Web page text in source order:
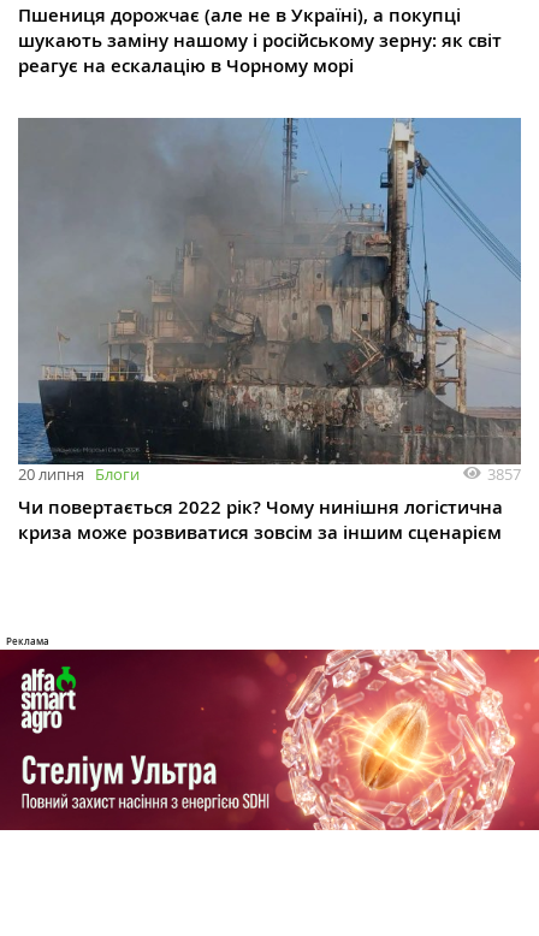
Пшениця дорожчає (але не в Україні), а покупці
шукають заміну нашому і російському зерну: як світ
реагує на ескалацію в Чорному морі
20 липня Блоги 3857
Чи повертається 2022 рік? Чому нинішня логістична
криза може розвиватися зовсім за іншим сценарієм